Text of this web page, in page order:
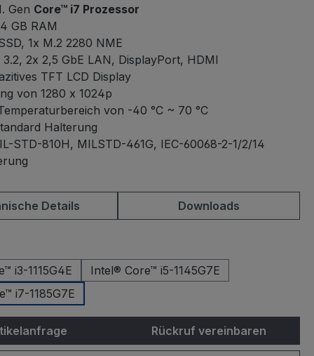
Gen Core™ i7 Prozessor
GB RAM
1x M.2 2280 NME
2x 2,5 GbE LAN, DisplayPort, HDMI
TFT LCD Display
von 1280 x 1024p
von -40 °C ~ 70 °C
Halterung
STD-810H, MILSTD-461G, IEC-60068-2-1/2/14
Details Downloads
i3-1115G4E
Intel® Core™ i5-1145G7E
i7-1185G7E
Rückruf vereinbaren